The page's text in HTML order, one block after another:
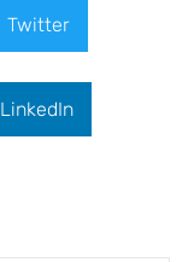
Twitter
LinkedIn